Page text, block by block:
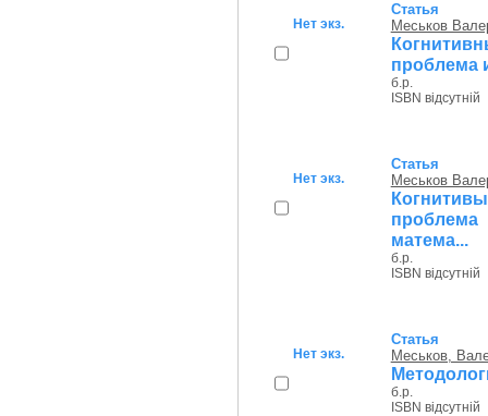
Нет экз.
Статья
Меськов
проблема
б.р.
ISBN відсутній
Нет экз.
Статья
Меськов
матема...
б.р.
ISBN відсутній
Нет экз.
Статья
Меськов,
б.р.
ISBN відсутній